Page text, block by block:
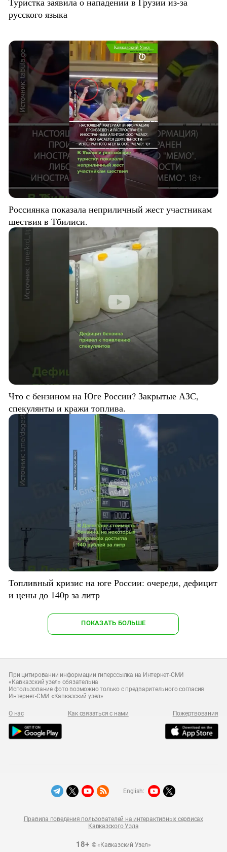
русского языка
Россиянка показала неприличный жест участникам
шествия в Тбилиси.
Что с бензином на Юге России? Закрытые АЗС,
спекулянты и кражи топлива.
Топливный кризис на юге России: очереди, дефицит
и цены до 140р за литр
ПОКАЗАТЬ БОЛЬШЕ
При цитировании информации гиперссылка на Интернет-СМИ
«Кавказский узел» обязательна
Использование фото возможно только с предварительного согласия
Интернет-СМИ «Кавказский узел»
О нас Как связаться с нами Пожертвования
18+© «Кавказский Узел»
Правила поведения пользователей на интерактивных сервисах
Кавказского Узла
English: